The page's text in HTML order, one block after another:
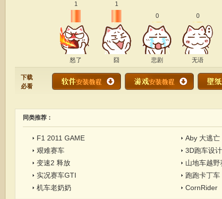
Featuring skilled AI opponents, Driving Aids, Pit Radios and
delivers a realistic and enjoyable F1 experience.
Compete with your friends with full Game Centre and Open
finishes and lap-times with integrated Facebook functionality.
Languages supported: English, French, Italian, German and
1
怒了
1
囧
0
悲剧
0
无语
下载
必看
同类推荐：
F1 2011 GAME
Aby 大逃亡
艰难赛车
3D跑车设计
变速2 释放
山地车越野
实况赛车GTI
跑跑卡丁车
机车老奶奶
CornRider